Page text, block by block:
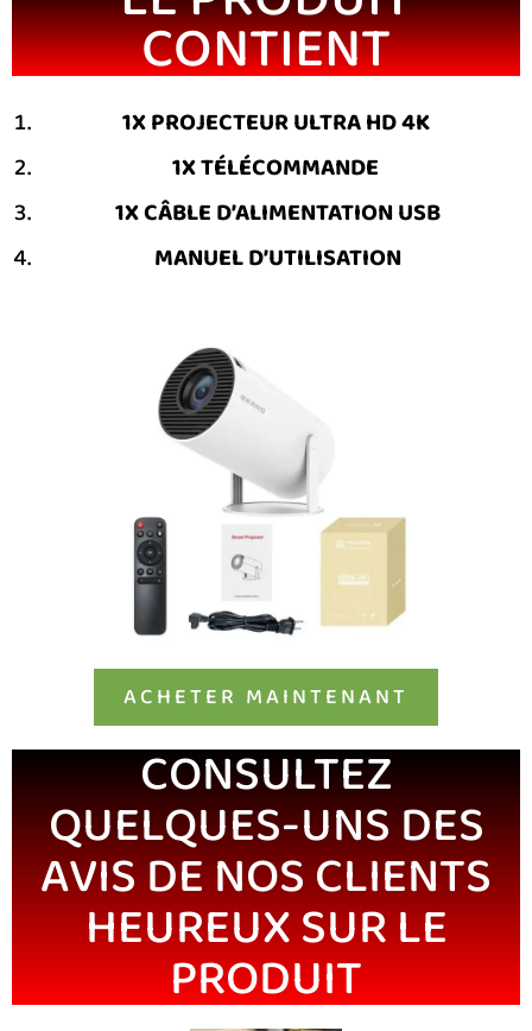
CONTIENT
1X PROJECTEUR ULTRA HD 4K
1X TÉLÉCOMMANDE
1X CÂBLE D’ALIMENTATION USB
MANUEL D’UTILISATION
ACHETER MAINTENANT
CONSULTEZ
QUELQUES-UNS DES
AVIS DE NOS CLIENTS
HEUREUX SUR LE
PRODUIT